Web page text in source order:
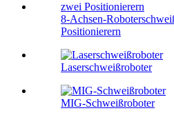
8-Achsen-
Positionierern
Laserschweißroboter
MIG-Schweißroboter